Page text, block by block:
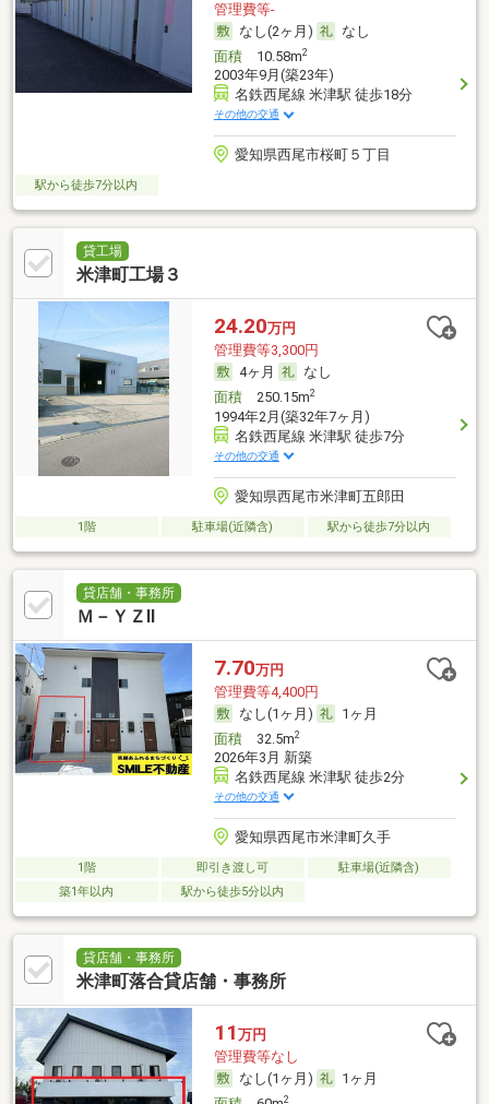
管理費等-
なし(2ヶ月)
なし
面積10.58m2
2003年9月(築23年)
名鉄西尾線 米津駅 徒歩18分
その他の交通
愛知県西尾市桜町５丁目
駅から徒歩7分以内
貸工場
米津町工場３
24.20万円
管理費等3,300円
4ヶ月
なし
面積250.15m2
1994年2月(築32年7ヶ月)
名鉄西尾線 米津駅 徒歩7分
その他の交通
愛知県西尾市米津町五郎田
1階 駐車場(近隣含) 駅から徒歩7分以内
貸店舗・事務所
Ｍ－ＹＺⅡ
7.70万円
管理費等4,400円
なし(1ヶ月)
1ヶ月
面積32.5m2
2026年3月 新築
名鉄西尾線 米津駅 徒歩2分
その他の交通
愛知県西尾市米津町久手
1階 即引き渡し可
駐車場(近隣含)
築1年以内
駅から徒歩5分以内
貸店舗・事務所
米津町落合貸店舗・事務所
11 万円
管理費等なし
なし(1ヶ月)
1ヶ月
2